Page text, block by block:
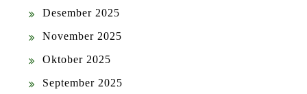
Desember 2025
November 2025
Oktober 2025
September 2025